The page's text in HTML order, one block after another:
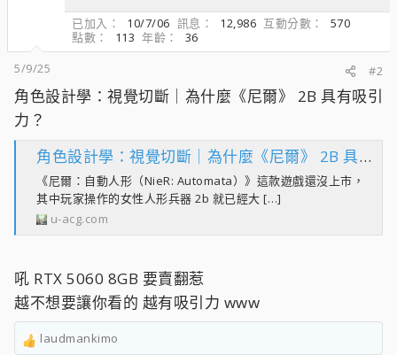
已加入
10/7/06 訊息 12,986 互動分數
570
點數
113 年齡
36
5/9/25
#2
角色設計學：視覺切斷｜為什麼《尼爾》 2B 具有吸引
力？
角色設計學：視覺切斷｜為什麼《尼爾》 2B 具有吸引力？ - U-ACG
《尼爾：自動人形（NieR: Automata）》這款遊戲還沒上市，
其中玩家操作的女性人形兵器 2b 就已經大 […]
u-acg.com
吼 RTX 5060 8GB 要賣翻惹
越不想要讓你看的 越有吸引力 www
R
laudmankimo